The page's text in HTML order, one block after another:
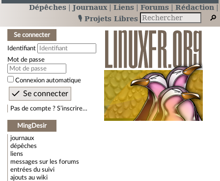
Dépêches Journaux Liens Forums
Rédaction
🎙️ Projets Libres
Se connecter
Identifiant
Mot de passe
Connexion automatique
Pas de compte ? S’inscrire…
MingDesir
journaux
dépêches
liens
messages sur les forums
entrées du suivi
ajouts au wiki